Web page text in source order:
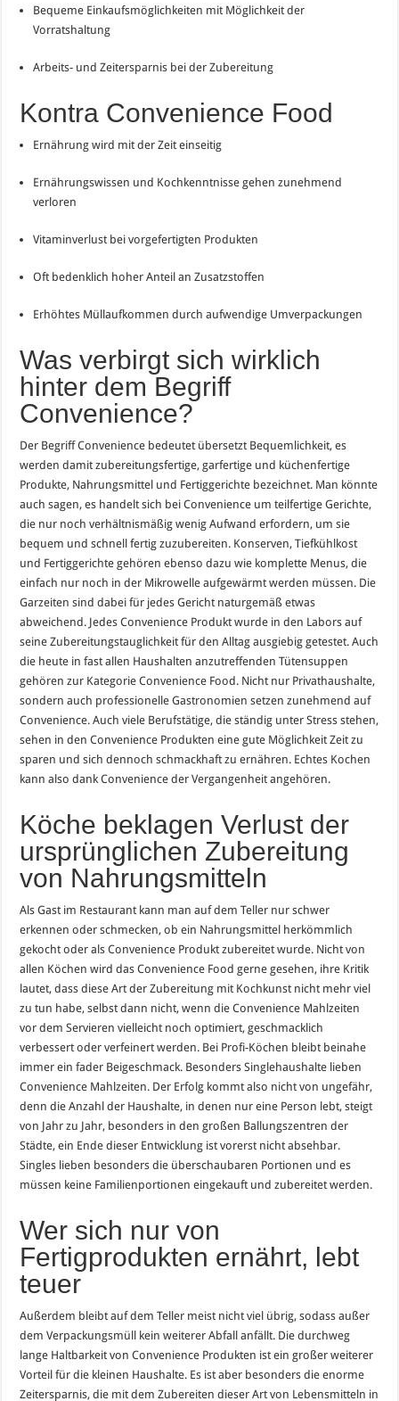
Bequeme Einkaufsmöglichkeiten mit Möglichkeit der
Vorratshaltung
Arbeits- und Zeitersparnis bei der Zubereitung
Kontra Convenience Food
Ernährung wird mit der Zeit einseitig
Ernährungswissen und Kochkenntnisse gehen zunehmend
verloren
Vitaminverlust bei vorgefertigten Produkten
Oft bedenklich hoher Anteil an Zusatzstoffen
Erhöhtes Müllaufkommen durch aufwendige Umverpackungen
Was verbirgt sich wirklich
hinter dem Begriff
Convenience?
Der Begriff Convenience bedeutet übersetzt Bequemlichkeit, es
werden damit zubereitungsfertige, garfertige und küchenfertige
Produkte, Nahrungsmittel und Fertiggerichte bezeichnet. Man könnte
auch sagen, es handelt sich bei Convenience um teilfertige Gerichte,
die nur noch verhältnismäßig wenig Aufwand erfordern, um sie
bequem und schnell fertig zuzubereiten. Konserven, Tiefkühlkost
und Fertiggerichte gehören ebenso dazu wie komplette Menus, die
einfach nur noch in der Mikrowelle aufgewärmt werden müssen. Die
Garzeiten sind dabei für jedes Gericht naturgemäß etwas
abweichend. Jedes Convenience Produkt wurde in den Labors auf
seine Zubereitungstauglichkeit für den Alltag ausgiebig getestet. Auch
die heute in fast allen Haushalten anzutreffenden Tütensuppen
gehören zur Kategorie Convenience Food. Nicht nur Privathaushalte,
sondern auch professionelle Gastronomien setzen zunehmend auf
Convenience. Auch viele Berufstätige, die ständig unter Stress stehen,
sehen in den Convenience Produkten eine gute Möglichkeit Zeit zu
sparen und sich dennoch schmackhaft zu ernähren. Echtes Kochen
kann also dank Convenience der Vergangenheit angehören.
Köche beklagen Verlust der
ursprünglichen Zubereitung
von Nahrungsmitteln
Als Gast im Restaurant kann man auf dem Teller nur schwer
erkennen oder schmecken, ob ein Nahrungsmittel herkömmlich
gekocht oder als Convenience Produkt zubereitet wurde. Nicht von
allen Köchen wird das Convenience Food gerne gesehen, ihre Kritik
lautet, dass diese Art der Zubereitung mit Kochkunst nicht mehr viel
zu tun habe, selbst dann nicht, wenn die Convenience Mahlzeiten
vor dem Servieren vielleicht noch optimiert, geschmacklich
verbessert oder verfeinert werden. Bei Profi-Köchen bleibt beinahe
immer ein fader Beigeschmack. Besonders Singlehaushalte lieben
Convenience Mahlzeiten. Der Erfolg kommt also nicht von ungefähr,
denn die Anzahl der Haushalte, in denen nur eine Person lebt, steigt
von Jahr zu Jahr, besonders in den großen Ballungszentren der
Städte, ein Ende dieser Entwicklung ist vorerst nicht absehbar.
Singles lieben besonders die überschaubaren Portionen und es
müssen keine Familienportionen eingekauft und zubereitet werden.
Wer sich nur von
Fertigprodukten ernährt, lebt
teuer
Außerdem bleibt auf dem Teller meist nicht viel übrig, sodass außer
dem Verpackungsmüll kein weiterer Abfall anfällt. Die durchweg
lange Haltbarkeit von Convenience Produkten ist ein großer weiterer
Vorteil für die kleinen Haushalte. Es ist aber besonders die enorme
Zeitersparnis, die mit dem Zubereiten dieser Art von Lebensmitteln in